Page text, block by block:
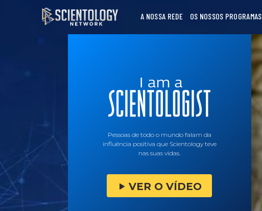
A NOSSA REDE OS NOSSOS PROGRAMAS
Pessoas de todo o mundo falam da
influência positiva que Scientology teve
nas suas vidas.
VER O VÍDEO